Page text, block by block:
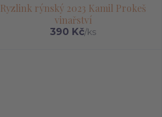
Ryzlink rýnský 2023 Kamil Prokeš
vinařství
390 Kč/ks